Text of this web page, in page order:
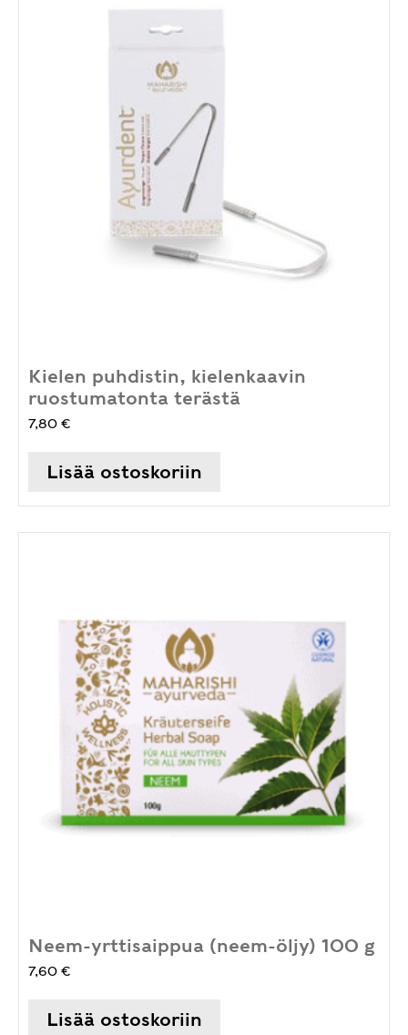
Kielen puhdistin, kielenkaavin
ruostumatonta terästä
7,80 €
Lisää ostoskoriin
Neem-yrttisaippua (neem-öljy) 100 g
7,60 €
Lisää ostoskoriin